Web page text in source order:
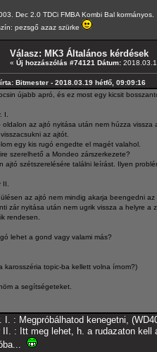
Dec 2.0 TDCi FMBA Kombi Bal kormányos.
pezsgő azaz szürke
Válasz: MK3 Általános kérdések
« Új hozzászólás #74121 Dátum:
Bitmester - 2018.03.19 hétfő, 09:09:16
újabb apró, és ez most egy kicsit
I.
oldalon az ajtó nyitása után nem húzza
az ajtót.
egy kis rugó engedte el magét valahol.
szerelhető a Mondeo zárszerkezete?
ajtó szétszerelésére találni leírást. Ilyen
az ajtó nem mindig akarja beengedni
zár nyitása után nem ugrik vissza a helyre a
rendesen.
lehet a gond vagy valami más?
karosszéria topic-ba kellett volna írnom?)
a segítségeteket.
I. : Megpróbálhatod kenegetni,
II. : Itt meg lehet, h. a rudazaton kell